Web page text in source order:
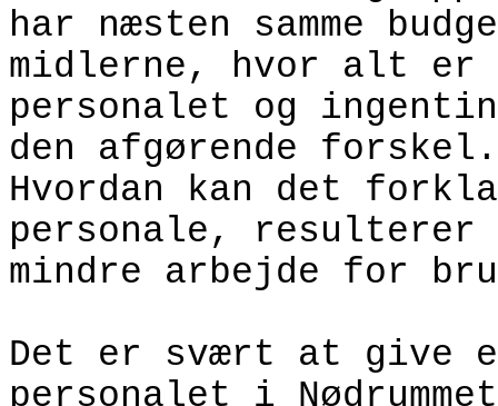
har næsten samme
midlerne, hvor alt
personalet og
den afgørende forskel.
Hvordan kan det
personale, resulterer
mindre arbejde for
Det er svært at give
personalet i